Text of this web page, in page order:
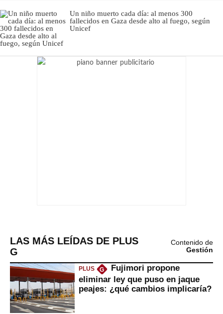
Un niño muerto cada día: al menos 300
fallecidos en Gaza desde alto al fuego, según
Unicef
LAS MÁS LEÍDAS DE PLUS
G
Contenido de
Gestión
PLUS G
Fujimori propone
eliminar ley que puso en jaque
peajes: ¿qué cambios implicaría?